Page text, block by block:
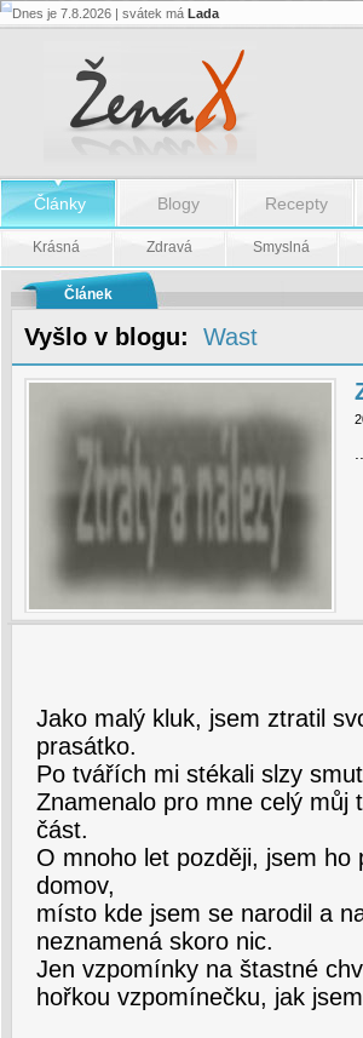
Ztráty
Dnes je 7.8.2026 | svátek má Lada
Články Blogy Recepty
Krásná Zdravá Smyslná
Článek
Vyšlo v blogu: Wast
Jako malý kluk, jsem ztratil
prasátko.
Po tvářích mi stékali slzy
Znamenalo pro mne celý můj
část.
O mnoho let později, jsem
domov,
místo kde jsem se narodil a
neznamená skoro nic.
Jen vzpomínky na štastné
hořkou vzpomínečku, jak